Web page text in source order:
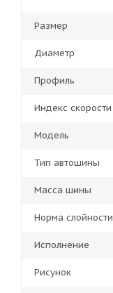
Размер
Диаметр
Профиль
Индекс скорости
Модель
Тип автошины
Масса шины
Норма слойности
Исполнение
Рисунок